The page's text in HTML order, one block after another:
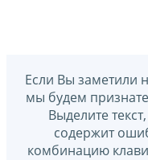
Если Вы заметили
мы будем
Выделите
содержит
комбинацию